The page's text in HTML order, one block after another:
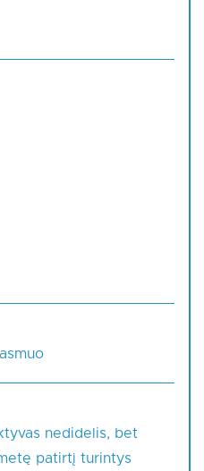
nedidelis, bet
patirtį turintys